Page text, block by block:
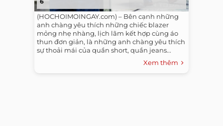
(HOCHOIMOINGAY.com) – Bên cạnh những
anh chàng yêu thích những chiếc blazer
mỏng nhẹ nhàng, lịch lãm kết hợp cùng áo
thun đơn giản, là những anh chàng yêu thích
sự thoải mái của quần short, quần jeans...
Xem thêm